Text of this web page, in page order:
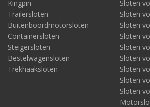
Kingpin
Trailersloten
Buitenboordmotorsloten
Containersloten
Steigersloten
Bestelwagensloten
Trekhaaksloten
Sloten
Sloten
Sloten
Sloten
Sloten
Sloten
Sloten
Sloten
Sloten